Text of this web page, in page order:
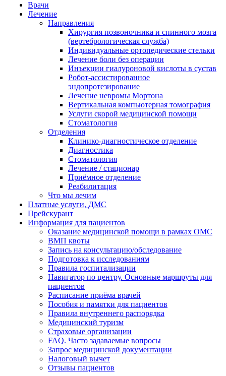
Врачи
Лечение
Направления
Хирургия позвоночника и спинного мозга
(вертебрологическая служба)
Индивидуальные ортопедические стельки
Лечение боли без операции
Инъекции гиалуроновой кислоты в сустав
Робот-ассистированное
эндопротезирование
Лечение невромы Мортона
Вертикальная компьютерная томография
Услуги скорой медицинской помощи
Стоматология
Отделения
Клинико-диагностическое отделение
Диагностика
Стоматология
Лечение / стационар
Приёмное отделение
Реабилитация
Что мы лечим
Платные услуги, ДМС
Прейскурант
Информация для пациентов
Оказание медицинской помощи в рамках ОМС
ВМП квоты
Запись на консультацию/обследование
Подготовка к исследованиям
Правила госпитализации
Навигатор по центру. Основные маршруты для
пациентов
Расписание приёма врачей
Пособия и памятки для пациентов
Правила внутреннего распорядка
Медицинский туризм
Страховые организации
FAQ. Часто задаваемые вопросы
Запрос медицинской документации
Налоговый вычет
Отзывы пациентов